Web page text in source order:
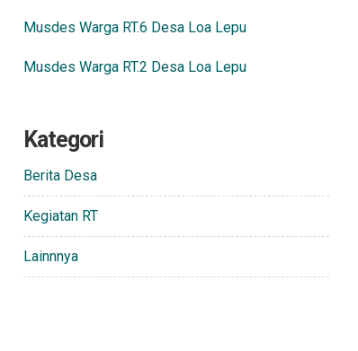
Musdes Warga RT.6 Desa Loa Lepu
Musdes Warga RT.2 Desa Loa Lepu
Kategori
Berita Desa
Kegiatan RT
Lainnnya